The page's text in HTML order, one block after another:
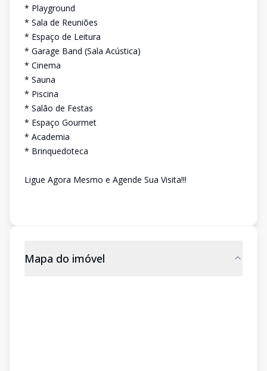
* Playground
* Sala de Reuniões
* Espaço de Leitura
* Garage Band (Sala Acústica)
* Cinema
* Sauna
* Piscina
* Salão de Festas
* Espaço Gourmet
* Academia
* Brinquedoteca
Ligue Agora Mesmo e Agende Sua Visita!!!
Mapa do imóvel